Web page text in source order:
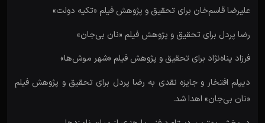
علیرضا قاسم‌خان برای تحقیق و پژوهش فیلم «تکیه دولت»
رضا پردل برای تحقیق و پژوهش فیلم «نان بی‌جان»
فرزاد پناه‌نژاد برای تحقیق و پژوهش فیلم «شهر موش‌ها»
دیپلم افتخار و جایزه نقدی به رضا پردل برای تحقیق و پژوهش فیلم
«نان بی‌جان» اهدا شد.